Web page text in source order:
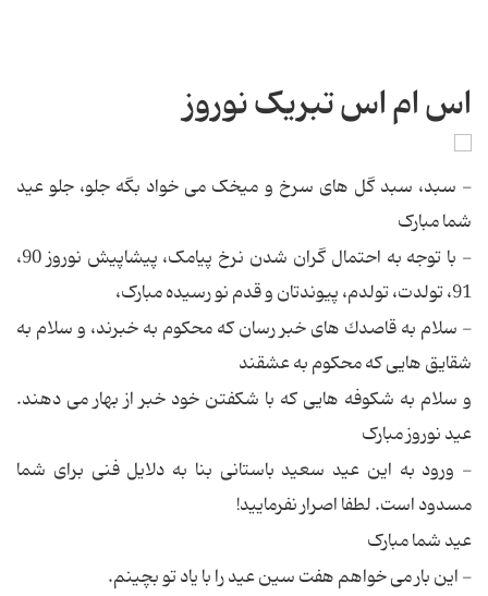
اس ام اس تبریک نوروز
- سبد، سبد گل های سرخ و میخک می خواد بگه جلو، جلو عید
شما مبارک
- با توجه به احتمال گران شدن نرخ پیامک، پیشاپیش نوروز 90،
91، تولدت، تولدم، پیوندتان و قدم نو رسیده مبارک،
- سلام به قاصدك های خبر رسان كه محكوم به خبرند، و سلام به
شقایق هایی كه محكوم به عشقند
و سلام به شکوفه هایی که با شکفتن خود خبر از بهار می دهند.
عید نوروز مبارک
- ورود به این عید سعید باستانی بنا به دلایل فنی برای شما
مسدود است. لطفا اصرار نفرمایید!
عید شما مبارک
- این بار می خواهم هفت سین عید را با یاد تو بچینم.